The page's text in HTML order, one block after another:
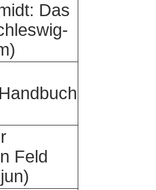
Das
Feld